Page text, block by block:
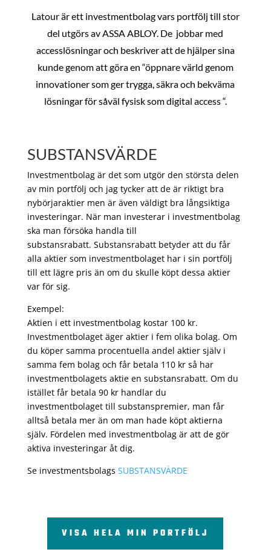
Latour är ett investmentbolag vars portfölj till stor
del utgörs av ASSA ABLOY. De jobbar med
accesslösningar och beskriver att de hjälper sina
kunde genom att göra en “öppnare värld genom
innovationer som ger trygga, säkra och bekväma
lösningar för såväl fysisk som digital access “.
SUBSTANSVÄRDE
Investmentbolag är det som utgör den största delen
av min portfölj och jag tycker att de är riktigt bra
nybörjaraktier men är även väldigt bra långsiktiga
investeringar. När man investerar i investmentbolag
ska man försöka handla till
substansrabatt. Substansrabatt betyder att du får
alla aktier som investmentbolaget har i sin portfölj
till ett lägre pris än om du skulle köpt dessa aktier
var för sig.
Exempel:
Aktien i ett investmentbolag kostar 100 kr.
Investmentbolaget äger aktier i fem olika bolag. Om
du köper samma procentuella andel aktier själv i
samma fem bolag och får betala 110 kr så har
investmentbolagets aktie en substansrabatt. Om du
istället får betala 90 kr handlar du
investmentbolaget till substanspremier, man får
alltså betala mer än om man hade köpt aktierna
själv. Fördelen med investmentbolag är att de gör
aktiva investeringar åt dig.
Se investmentsbolags SUBSTANSVÄRDE
VISA HELA MIN PORTFÖLJ